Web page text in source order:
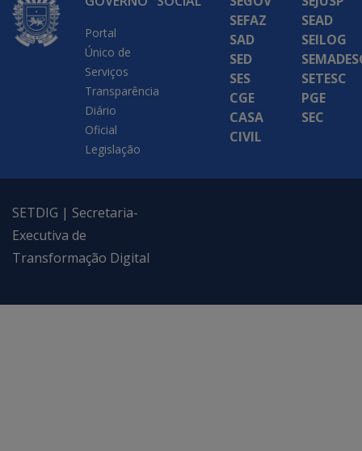
Portal
Único de
Serviços
Transparência
Diário
Oficial
Legislação
SEFAZ
SAD
SED
SES
CGE
CASA
CIVIL
SEAD
SEILOG
SETESC
PGE
SEC
SETDIG | Secretaria-
Executiva de
Transformação Digital